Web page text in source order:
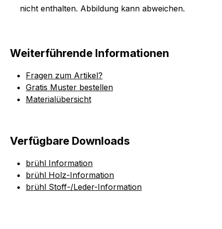
nicht enthalten. Abbildung kann abweichen.
Weiterführende Informationen
Fragen zum Artikel?
Gratis Muster bestellen
Materialübersicht
Verfügbare Downloads
brühl Information
brühl Holz-Information
brühl Stoff-/Leder-Information